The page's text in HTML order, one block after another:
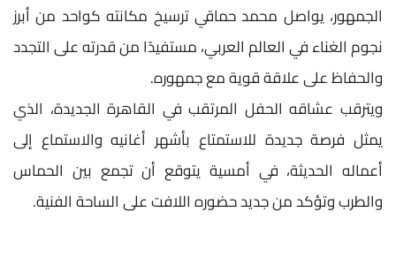
الجمهور، يواصل محمد حماقي ترسيخ مكانته كواحد من أبرز
نجوم الغناء في العالم العربي، مستفيدًا من قدرته على التجدد
والحفاظ على علاقة قوية مع جمهوره.
ويترقب عشاقه الحفل المرتقب في القاهرة الجديدة، الذي
يمثل فرصة جديدة للاستمتاع بأشهر أغانيه والاستماع إلى
أعماله الحديثة، في أمسية يتوقع أن تجمع بين الحماس
والطرب وتؤكد من جديد حضوره اللافت على الساحة الفنية.